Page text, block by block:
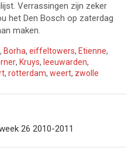
Verrassingen zijn zeker
het Den Bosch op zaterdag
maken.
, Borha, eiffeltowers, Etienne,
, Kruys, leeuwarden,
, rotterdam, weert, zwolle
26 2010-2011